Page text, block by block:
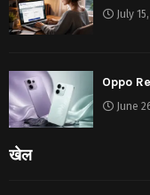
July
Oppo
June
खेल